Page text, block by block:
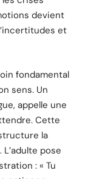
devient
et
fondamental
sens. Un
appelle une
Cette
la
pose
: « Tu